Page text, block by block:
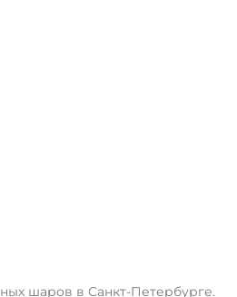
шаров в Санкт-Петербурге.